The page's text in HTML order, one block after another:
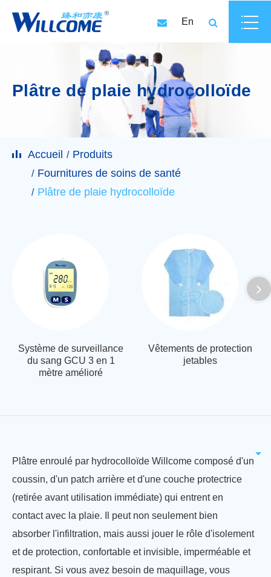
En
Plâtre de plaie hydrocolloïde
Accueil
Produits
Fournitures de soins de santé
Plâtre de plaie hydrocolloïde
Système de surveillance
du sang GCU 3 en 1
mètre amélioré
Vêtements de protection
jetables
Plâtre enroulé par hydrocolloïde Willcome composé d'un
coussin, d'un patch arrière et d'une couche protectrice
(retirée avant utilisation immédiate) qui entrent en
contact avec la plaie. Il peut non seulement bien
absorber l'infiltration, mais aussi jouer le rôle d'isolement
et de protection, confortable et invisible, imperméable et
respirant. Si vous avez besoin de maquillage, vous